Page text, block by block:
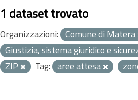
1 dataset trovato
Organizzazioni: Comune di Matera
Giustizia, sistema giuridico e
ZIP
Tag: aree attesa